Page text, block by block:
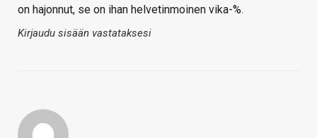
on hajonnut, se on ihan helvetinmoinen vika-%.
Kirjaudu sisään vastataksesi